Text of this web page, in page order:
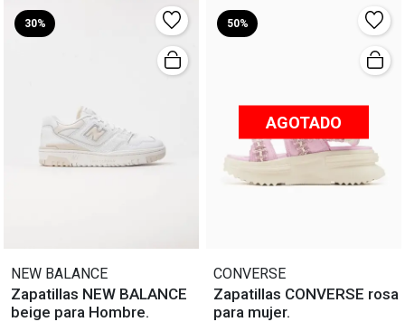
30%
NEW BALANCE
Zapatillas NEW BALANCE
beige para Hombre.
50%
AGOTADO
CONVERSE
Zapatillas CONVERSE rosa
para mujer.